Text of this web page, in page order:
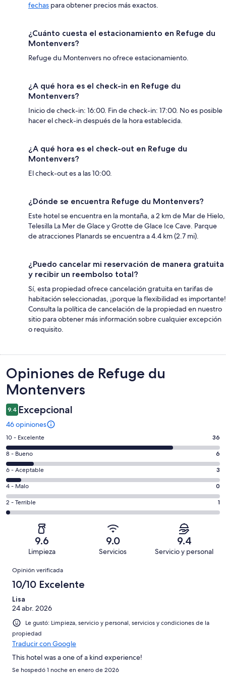
fechas para obtener precios más exactos.
¿Cuánto cuesta el estacionamiento en Refuge du
Montenvers?
Refuge du Montenvers no ofrece estacionamiento.
¿A qué hora es el check-in en Refuge du
Montenvers?
Inicio de check-in: 16:00. Fin de check-in: 17:00. No es posible
hacer el check-in después de la hora establecida.
¿A qué hora es el check-out en Refuge du
Montenvers?
El check-out es a las 10:00.
¿Dónde se encuentra Refuge du Montenvers?
Este hotel se encuentra en la montaña, a 2 km de Mar de Hielo,
Telesilla La Mer de Glace y Grotte de Glace Ice Cave. Parque
de atracciones Planards se encuentra a 4.4 km (2.7 mi).
¿Puedo cancelar mi reservación de manera gratuita
y recibir un reembolso total?
Sí, esta propiedad ofrece cancelación gratuita en tarifas de
habitación seleccionadas, ¡porque la flexibilidad es importante!
Consulta la política de cancelación de la propiedad en nuestro
sitio para obtener más información sobre cualquier excepción
o requisito.
Opiniones
Opiniones de Refuge du
Montenvers
9.4 Excepcional
46 opiniones
Puntuación
de
10,
es
decir,
Excelente.
Basada
en
opiniones
10 - Excelente 36
Puntuación
de
8,
es
decir,
Bueno.
opiniones
8 - Bueno 6
Puntuación
de
6,
es
decir,
Aceptable.
de
opiniones
6 - Aceptable 3
Puntuación
de
4,
Basada
de
opiniones
4 - Malo 0
Puntuación
de
Terrible.
Basada
de
46
opiniones
2 - Terrible 1
9.6
Limpieza
9.0
Servicios
9.4
Servicio y personal
Opiniones
Opinión verificada
10/10 Excelente
Lisa
24 abr. 2026
Le gustó: Limpieza, servicio y personal, servicios y condiciones de la
propiedad
Traducir con Google
This hotel was a one of a kind experience!
Se hospedó 1 noche en enero de 2026